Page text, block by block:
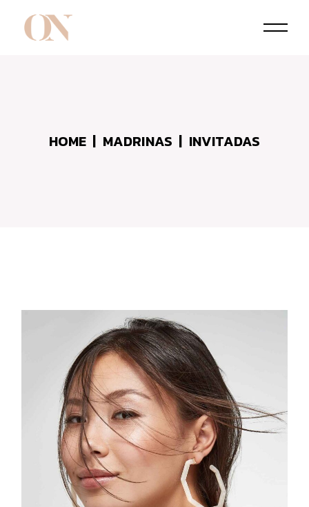
HOME MADRINAS INVITADAS